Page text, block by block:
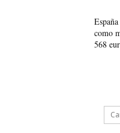
como
568